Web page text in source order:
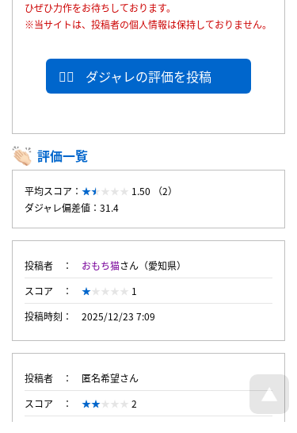
ひぜひ力作をお待ちしております。
※当サイトは、投稿者の個人情報は保持しておりません。
ダジャレの評価を投稿
評価一覧
平均スコア：
1.50 （2）
ダジャレ偏差値：31.4
投稿者 おもち猫さん（愛知県）
スコア
1
投稿時刻
2025/12/23 7:09
投稿者
匿名希望さん
スコア
2